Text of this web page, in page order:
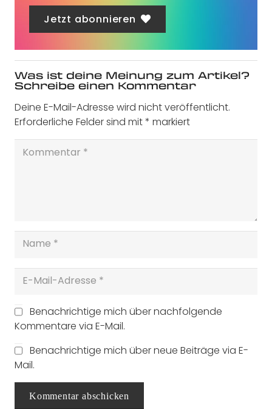
Jetzt abonnieren
Was ist deine Meinung zum Artikel?
Schreibe einen Kommentar
Deine E-Mail-Adresse wird nicht veröffentlicht.
Erforderliche Felder sind mit* markiert
Benachrichtige mich über nachfolgende
Kommentare via E-Mail.
Benachrichtige mich über neue Beiträge via E-
Mail.
Kommentar abschicken